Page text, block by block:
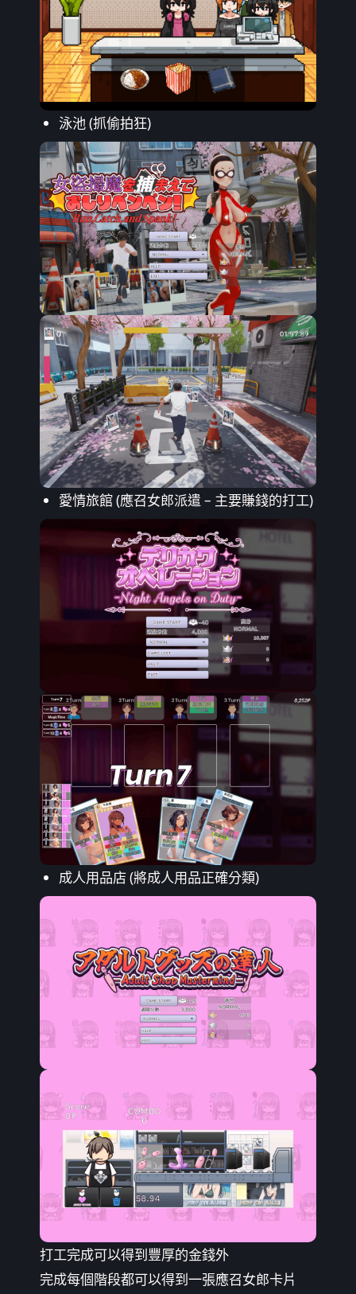
泳池 (抓偷拍狂)
愛情旅館 (應召女郎派遣 – 主要賺錢的打工)
成人用品店 (將成人用品正確分類)
打工完成可以得到豐厚的金錢外
完成每個階段都可以得到一張應召女郎卡片